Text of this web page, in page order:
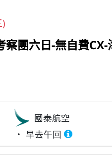
察團六日-無自費CX-
國泰航空
早去午回